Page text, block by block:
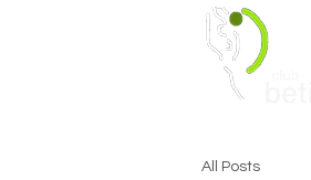
All Posts